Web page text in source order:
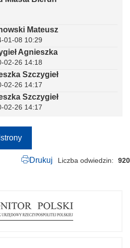
Mateusz
01-08 10:29
Agnieszka
02-26 14:18
Szczygieł
02-26 14:17
Szczygieł
02-26 14:17
Drukuj Liczba odwiedzin 920